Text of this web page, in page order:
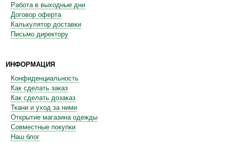
Работа в выходные дни
Договор оферта
Калькулятор доставки
Письмо директору
ИНФОРМАЦИЯ
Конфиденциальность
Как сделать заказ
Как сделать дозаказ
Ткани и уход за ними
Открытие магазина одежды
Совместные покупки
Наш блог